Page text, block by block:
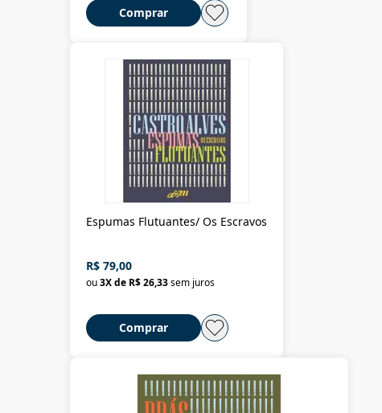
Comprar
Espumas Flutuantes/ Os Escravos
R$ 79,00
ou3X de R$ 26,33sem juros
Comprar